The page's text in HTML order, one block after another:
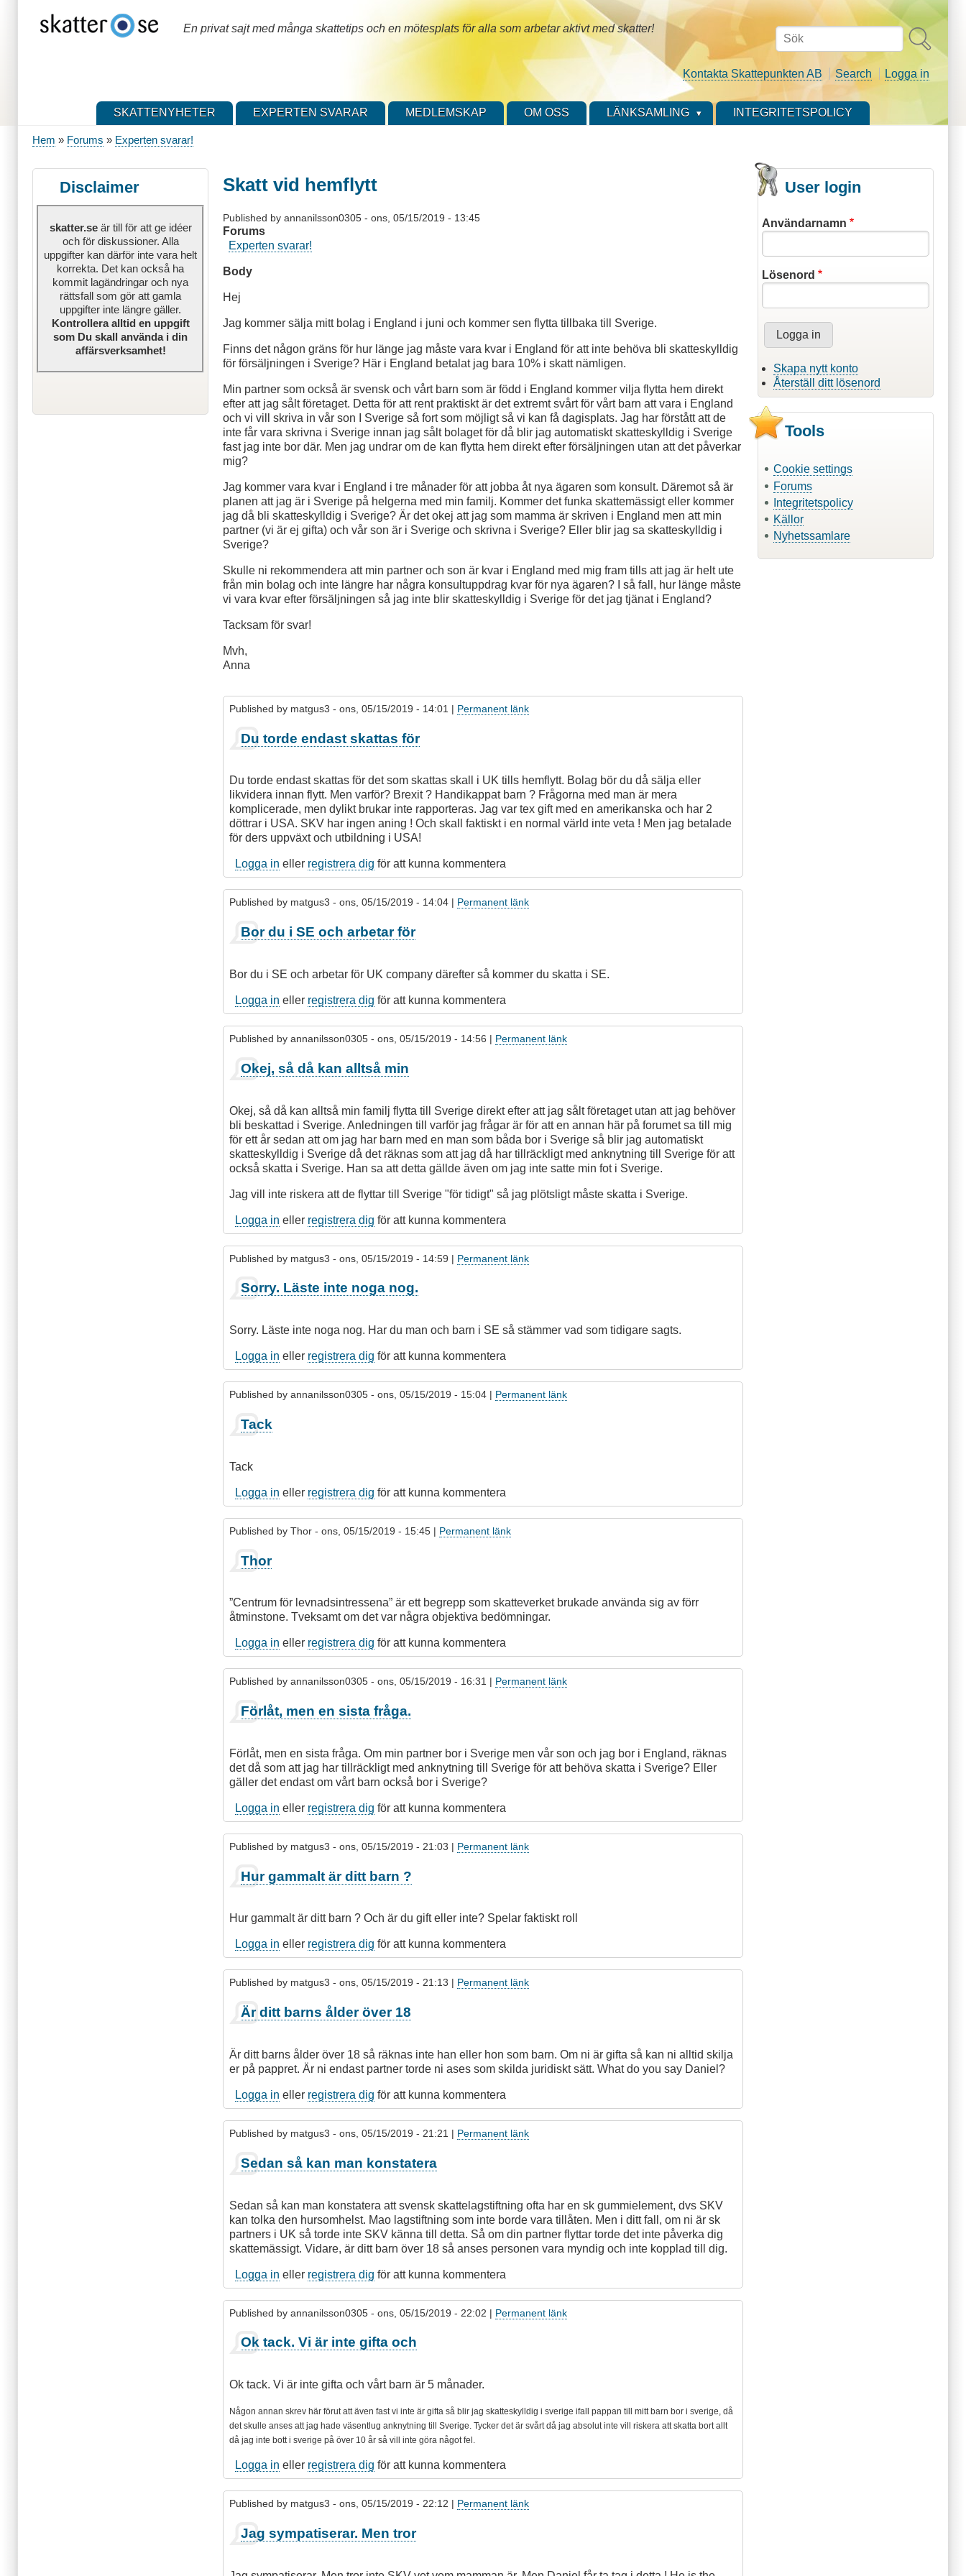
huvudinnehåll
Sök
Kontakta Skattepunkten AB Search Logga in
En privat sajt med många skattetips och en mötesplats för alla som arbetar aktivt med skatter!
SKATTENYHETER EXPERTEN SVARAR MEDLEMSKAP OM OSS LÄNKSAMLING INTEGRITETSPOLICY
Hem Forums Experten svarar!
Disclaimer
skatter.seär till för att ge idéer
och för diskussioner. Alla
uppgifter kan därför inte vara helt
korrekta. Det kan också ha
kommit lagändringar och nya
rättsfall som gör att gamla
uppgifter inte längre gäller.
Kontrollera alltid en uppgift
som Du skall använda i din
affärsverksamhet!
Skatt vid hemflytt
Published byannanilsson0305 -ons, 05/15/2019 - 13:45
Forums
Experten svarar!
Body
Hej
Jag kommer sälja mitt bolag i England i juni och kommer sen flytta tillbaka till Sverige.
Finns det någon gräns för hur länge jag måste vara kvar i England för att inte behöva bli skatteskylldig
för försäljningen i Sverige? Här i England betalat jag bara 10% i skatt nämligen.
Min partner som också är svensk och vårt barn som är född i England kommer vilja flytta hem direkt
efter att jag sålt företaget. Detta för att rent praktiskt är det extremt svårt för vårt barn att vara i England
och vi vill skriva in vår son I Sverige så fort som möjligt så vi kan få dagisplats. Jag har förstått att de
inte får vara skrivna i Sverige innan jag sålt bolaget för då blir jag automatiskt skatteskylldig i Sverige
fast jag inte bor där. Men jag undrar om de kan flytta hem direkt efter försäljningen utan att det påverkar
mig?
Jag kommer vara kvar i England i tre månader för att jobba åt nya ägaren som konsult. Däremot så är
planen att jag är i Sverige på helgerna med min familj. Kommer det funka skattemässigt eller kommer
jag då bli skatteskylldig i Sverige? Är det okej att jag som mamma är skriven i England men att min
partner (vi är ej gifta) och vår son är i Sverige och skrivna i Sverige? Eller blir jag sa skatteskylldig i
Sverige?
Skulle ni rekommendera att min partner och son är kvar i England med mig fram tills att jag är helt ute
från min bolag och inte längre har några konsultuppdrag kvar för nya ägaren? I så fall, hur länge måste
vi vara kvar efter försäljningen så jag inte blir skatteskylldig i Sverige för det jag tjänat i England?
Tacksam för svar!
Mvh,
Anna
Published by matgus3 - ons, 05/15/2019 - 14:01 | Permanent länk
Du torde endast skattas för
Du torde endast skattas för det som skattas skall i UK tills hemflytt. Bolag bör du då sälja eller
likvidera innan flytt. Men varför? Brexit ? Handikappat barn ? Frågorna med man är mera
komplicerade, men dylikt brukar inte rapporteras. Jag var tex gift med en amerikanska och har 2
döttrar i USA. SKV har ingen aning ! Och skall faktiskt i en normal värld inte veta ! Men jag betalade
för ders uppväxt och utbildning i USA!
Logga in eller registrera dig för att kunna kommentera
Published by matgus3 - ons, 05/15/2019 - 14:04 | Permanent länk
Bor du i SE och arbetar för
Bor du i SE och arbetar för UK company därefter så kommer du skatta i SE.
Logga in eller registrera dig för att kunna kommentera
Published byannanilsson0305 - ons, 05/15/2019 - 14:56 | Permanent länk
Okej, så då kan alltså min
Okej, så då kan alltså min familj flytta till Sverige direkt efter att jag sålt företaget utan att jag behöver
bli beskattad i Sverige. Anledningen till varför jag frågar är för att en annan här på forumet sa till mig
för ett år sedan att om jag har barn med en man som båda bor i Sverige så blir jag automatiskt
skatteskylldig i Sverige då det räknas som att jag då har tillräckligt med anknytning till Sverige för att
också skatta i Sverige. Han sa att detta gällde även om jag inte satte min fot i Sverige.
Jag vill inte riskera att de flyttar till Sverige "för tidigt" så jag plötsligt måste skatta i Sverige.
Logga in eller registrera dig för att kunna kommentera
Published by matgus3 - ons, 05/15/2019 - 14:59 | Permanent länk
Sorry. Läste inte noga nog.
Sorry. Läste inte noga nog. Har du man och barn i SE så stämmer vad som tidigare sagts.
Logga in eller registrera dig för att kunna kommentera
Published byannanilsson0305 - ons, 05/15/2019 - 15:04 | Permanent länk
Som
svar
Sorry.
inte
noga
nog.
av
Tack
Tack
Logga in eller registrera dig för att kunna kommentera
Published byThor - ons, 05/15/2019 - 15:45 | Permanent länk
Thor
”Centrum för levnadsintressena” är ett begrepp som skatteverket brukade använda sig av förr
åtminstone. Tveksamt om det var några objektiva bedömningar.
Logga in eller registrera dig för att kunna kommentera
Published byannanilsson0305 - ons, 05/15/2019 - 16:31 | Permanent länk
Förlåt, men en sista fråga.
Förlåt, men en sista fråga. Om min partner bor i Sverige men vår son och jag bor i England, räknas
det då som att jag har tillräckligt med anknytning till Sverige för att behöva skatta i Sverige? Eller
gäller det endast om vårt barn också bor i Sverige?
Logga in eller registrera dig för att kunna kommentera
Published by matgus3 - ons, 05/15/2019 - 21:03 | Permanent länk
Hur gammalt är ditt barn ?
Hur gammalt är ditt barn ? Och är du gift eller inte? Spelar faktiskt roll
Logga in eller registrera dig för att kunna kommentera
Published by matgus3 - ons, 05/15/2019 - 21:13 | Permanent länk
Är ditt barns ålder över 18
Är ditt barns ålder över 18 så räknas inte han eller hon som barn. Om ni är gifta så kan ni alltid skilja
er på pappret. Är ni endast partner torde ni ases som skilda juridiskt sätt. What do you say Daniel?
Logga in eller registrera dig för att kunna kommentera
Published by matgus3 - ons, 05/15/2019 - 21:21 | Permanent länk
Sedan så kan man konstatera
Sedan så kan man konstatera att svensk skattelagstiftning ofta har en sk gummielement, dvs SKV
kan tolka den hursomhelst. Mao lagstiftning som inte borde vara tillåten. Men i ditt fall, om ni är sk
partners i UK så torde inte SKV känna till detta. Så om din partner flyttar torde det inte påverka dig
skattemässigt. Vidare, är ditt barn över 18 så anses personen vara myndig och inte kopplad till dig.
Logga in eller registrera dig för att kunna kommentera
Published byannanilsson0305 - ons, 05/15/2019 - 22:02 | Permanent länk
Ok tack. Vi är inte gifta och
Ok tack. Vi är inte gifta och vårt barn är 5 månader.
Någon annan skrev här förut att även fast vi inte är gifta så blir jag skatteskylldig i sverige ifall pappan till mitt barn bor i sverige, då
det skulle anses att jag hade väsentlug anknytning till Sverige. Tycker det är svårt då jag absolut inte vill riskera att skatta bort allt
då jag inte bott i sverige på över 10 år så vill inte göra något fel.
Logga in eller registrera dig för att kunna kommentera
Published by matgus3 - ons, 05/15/2019 - 22:12 | Permanent länk
Jag sympatiserar. Men tror
User login
Användarnamn
Lösenord
Skapa nytt konto
Återställ ditt lösenord
Tools
Cookie settings
Forums
Integritetspolicy
Källor
Nyhetssamlare